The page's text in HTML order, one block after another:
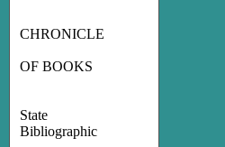
CHRONICLE
OF BOOKS
State
Bibliographic